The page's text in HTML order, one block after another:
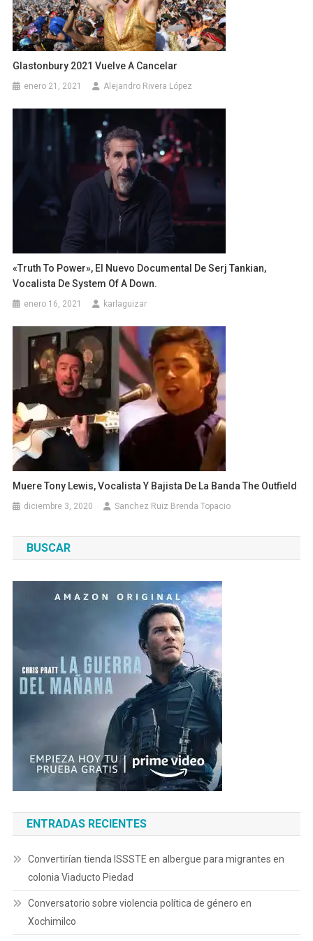
Glastonbury 2021 Vuelve A Cancelar
enero 21, 2021 Alejandro Rivera López
«Truth To Power», El Nuevo Documental De Serj Tankian,
Vocalista De System Of A Down.
enero 16, 2021 karlaguizar
Muere Tony Lewis, Vocalista Y Bajista De La Banda The Outfield
diciembre 3, 2020 Sanchez Ruiz Brenda Topacio
BUSCAR
ENTRADAS RECIENTES
Convertirían tienda ISSSTE en albergue para migrantes en
colonia Viaducto Piedad
Conversatorio sobre violencia política de género en
Xochimilco